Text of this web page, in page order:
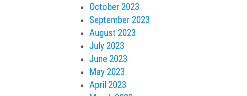
October 2023
September 2023
August 2023
July 2023
June 2023
May 2023
April 2023